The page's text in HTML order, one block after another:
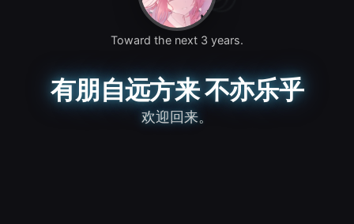
Toward the next 3 years.
有朋自远方来 不亦乐乎
欢迎回来。